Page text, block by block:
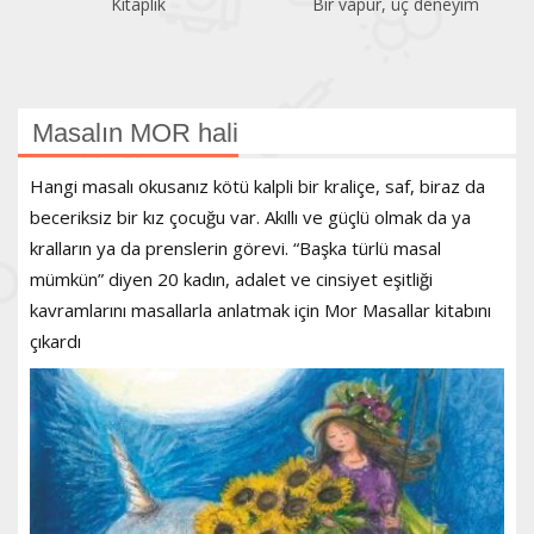
Masalın MOR hali
Hangi masalı okusanız kötü kalpli bir kraliçe, saf, biraz da
beceriksiz bir kız çocuğu var. Akıllı ve güçlü olmak da ya
kralların ya da prenslerin görevi. “Başka türlü masal
mümkün” diyen 20 kadın, adalet ve cinsiyet eşitliği
kavramlarını masallarla anlatmak için Mor Masallar kitabını
çıkardı